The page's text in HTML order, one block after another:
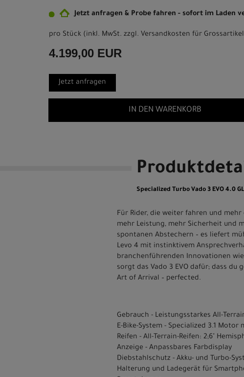
Jetzt anfragen & Probe fahren - sofort im Laden
pro Stück (inkl. MwSt. zzgl. Versandkosten für Grossartikel
4.199,00 EUR
Jetzt anfragen
IN DEN WARENKORB
Specialized Turbo Vado 3 EVO 4.0
Für Rider, die weiter fahren und
mehr Leistung, mehr Sicherheit und
spontanen Abstechern – es liefert
Levo 4 mit instinktivem
branchenführenden Innovationen
sorgt das Vado 3 EVO dafür; dass
Art of Arrival – perfected.
Gebrauch - Leistungsstarkes All-
E-Bike-System - Specialized 3.1
Reifen - All-Terrain-Reifen: 2;6"
Anzeige - Anpassbares Farbdisplay
Diebstahlschutz - Akku- und Turbo-
Halterung und Ladegerät für